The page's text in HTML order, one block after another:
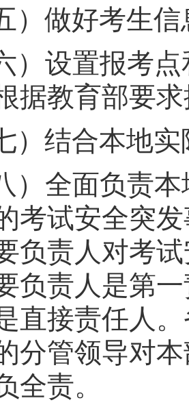
）做好考生
）设置报考
据教育部要
）结合本地
）全面负责
考试安全突
负责人对考
负责人是第
直接责任人
分管领导对
全责。